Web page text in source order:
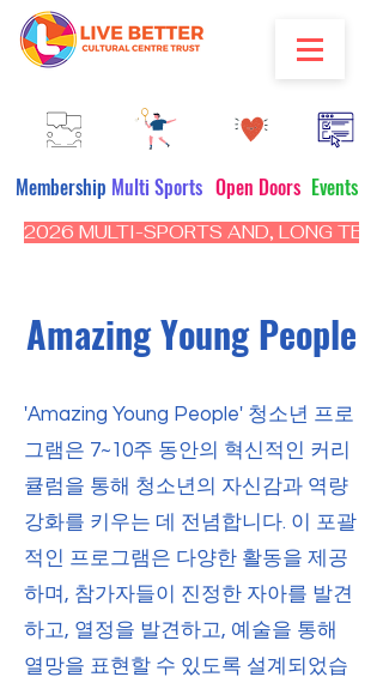
Multi Sports Open Doors Events
Membership
2026 MULTI-SPORTS AND, LONG
Amazing Young People
'Amazing Young People' 청소년 프로
그램은 7~10주 동안의 혁신적인 커리
큘럼을 통해 청소년의 자신감과 역량
강화를 키우는 데 전념합니다. 이 포괄
적인 프로그램은 다양한 활동을 제공
하며, 참가자들이 진정한 자아를 발견
하고, 열정을 발견하고, 예술을 통해
열망을 표현할 수 있도록 설계되었습